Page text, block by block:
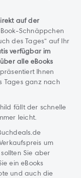
auf der
Schnäppchen
des Tages“ auf Ihr
verfügbar im
alle eBooks
Ihnen
Tages ganz nach
fällt der schnelle
leicht.
um
Sie aber
ein eBooks
und auch die